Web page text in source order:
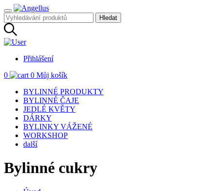
Přihlášení
0
0 Můj košík
BYLINNÉ PRODUKTY
BYLINNÉ ČAJE
JEDLÉ KVĚTY
DÁRKY
BYLINKY VÁŽENÉ
WORKSHOP
další
Bylinné cukry